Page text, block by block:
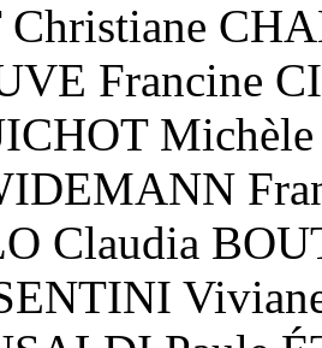
Christiane
Francine
Claudia